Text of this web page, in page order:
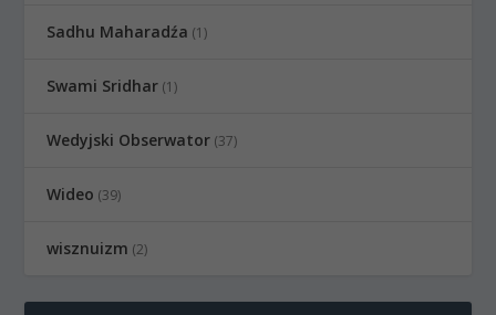
Sadhu Maharadźa (1)
Swami Sridhar (1)
Wedyjski Obserwator (37)
Wideo (39)
wisznuizm (2)